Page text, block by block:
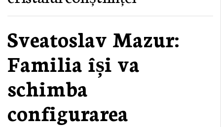
Sveatoslav Mazur:
Familia își va
schimba
configurarea